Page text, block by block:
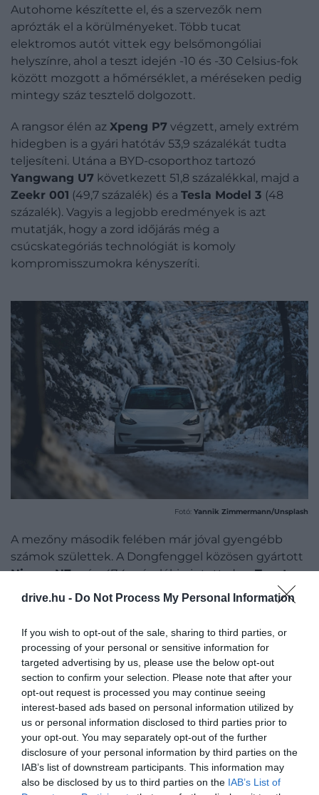
drive.hu - Do Not Process My Personal Information
If you wish to opt-out of the sale, sharing to third parties, or
processing of your personal or sensitive information for
targeted advertising by us, please use the below opt-out
section to confirm your selection. Please note that after your
opt-out request is processed you may continue seeing
interest-based ads based on personal information utilized by
us or personal information disclosed to third parties prior to
your opt-out. You may separately opt-out of the further
disclosure of your personal information by third parties on the
IAB’s list of downstream participants. This information may
also be disclosed by us to third parties on the IAB’s List of
Autohome készítette el, és a szervezők nem
aprózták el a körülményeket. Több tucat
elektromos autót vittek egy belsőmongóliai
helyszínre, ahol a teszt idején -10 és -30 Celsius-fok
között mozgott a hőmérséklet, a méréseken pedig
mintegy száz tesztelő dolgozott.
A rangsor élén az Xpeng P7 végzett, amely extrém
hidegben is a gyári hatótáv 53,9 százalékát tudta
teljesíteni. Utána a BYD-csoporthoz tartozó
Yangwang U7 következett 51,8 százalékkal, majd a
Zeekr 001 (49,7 százalék) és a Tesla Model 3 (48
százalék). Vagyis a legjobb eredmények is azt
mutatják, hogy a zord időjárás még a
csúcskategóriás technológiát is komoly
kompromisszumokra kényszeríti.
Fotó: Yannik Zimmermann/Unsplash
A mezőny második felében már jóval gyengébb
számok születtek. A Dongfenggel közösen gyártott
Nissan N7még 47,4 százalékig jutott, de aToyota
bZ3x
40 százalékos eredménye és a
Mercedes-
37 százaléka már kifejezetten nagy
nagyobb, nehezebb karosszériájú modellek,
különösen az SUV-ok, általában hátrányban vannak
a szedánokhoz képest, még ha akadnak olyan
típusok is, amelyeknél a gyenge szereplés így is
meglepő.
A hideg a hatótáv mellett a fogyasztást is